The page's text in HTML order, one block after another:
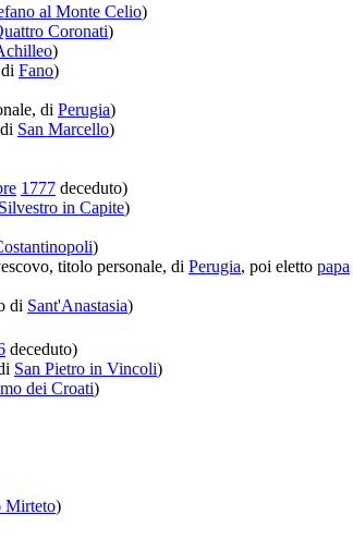
al Monte Celio)
Coronati)
)
Fano)
di Perugia)
San Marcello)
1777 deceduto)
in Capite)
)
titolo personale, di Perugia, poi eletto papa
di Sant'Anastasia)
deceduto)
San Pietro in Vincoli)
dei Croati)
Mirteto)